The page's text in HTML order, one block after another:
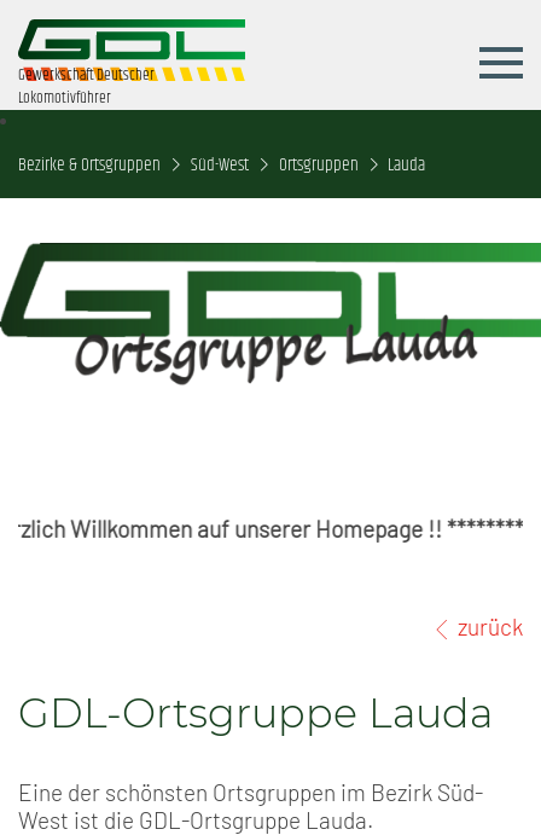
Gewerkschaft Deutscher
Lokomotivführer
Bezirke & Ortsgruppen Süd-West Ortsgruppen Lauda
Willkommen auf unserer Homepage !! ********
zurück
GDL-Ortsgruppe Lauda
Eine der schönsten Ortsgruppen im Bezirk Süd-
West ist die GDL-Ortsgruppe Lauda.